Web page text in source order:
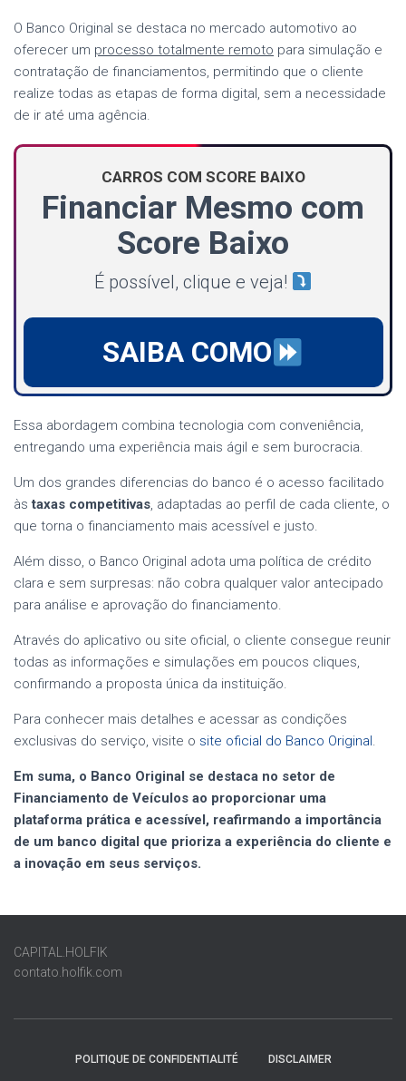
O Banco Original se destaca no mercado automotivo ao
oferecer um processo totalmente remoto para simulação e
contratação de financiamentos, permitindo que o cliente
realize todas as etapas de forma digital, sem a necessidade
de ir até uma agência.
CARROS COM SCORE BAIXO
Financiar Mesmo com
Score Baixo
É possível, clique e veja!
SAIBA COMO
Essa abordagem combina tecnologia com conveniência,
entregando uma experiência mais ágil e sem burocracia.
Um dos grandes diferencias do banco é o acesso facilitado
àstaxas competitivas, adaptadas ao perfil de cada cliente, o
que torna o financiamento mais acessível e justo.
Além disso, o Banco Original adota uma política de crédito
clara e sem surpresas: não cobra qualquer valor antecipado
para análise e aprovação do financiamento.
Através do aplicativo ou site oficial, o cliente consegue reunir
todas as informações e simulações em poucos cliques,
confirmando a proposta única da instituição.
Para conhecer mais detalhes e acessar as condições
exclusivas do serviço, visite o site oficial do Banco Original .
Em suma, o Banco Original se destaca no setor de
Financiamento de Veículos ao proporcionar uma
plataforma prática e acessível, reafirmando a importância
de um banco digital que prioriza a experiência do cliente e
a inovação em seus serviços.
CAPITAL.HOLFIK
contato.holfik.com
POLITIQUE DE CONFIDENTIALITÉ DISCLAIMER